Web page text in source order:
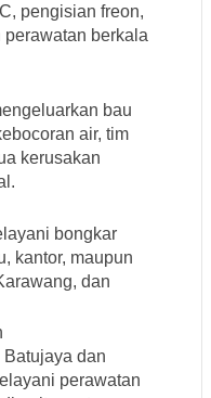
pengisian freon,
berkala
bau
air, tim
kerusakan
bongkar
kantor, maupun
dan
dan
perawatan